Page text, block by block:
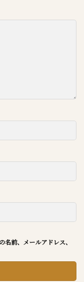
前、メールアドレス、